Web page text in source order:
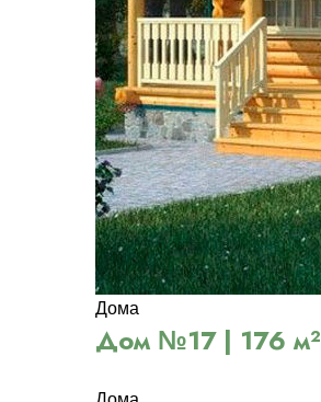
Дома
Дом №17 | 176 м²